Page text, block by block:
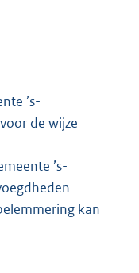
’s-
de wijze
’s-
kan